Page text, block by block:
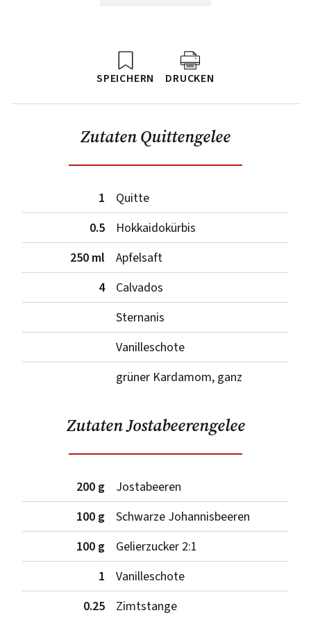
SPEICHERN DRUCKEN
Zutaten Quittengelee
1
Quitte
0.5
Hokkaidokürbis
250 ml
Apfelsaft
4
Calvados
Sternanis
Vanilleschote
grüner Kardamom, ganz
Zutaten Jostabeerengelee
200 g
Jostabeeren
100 g
Schwarze Johannisbeeren
100 g
Gelierzucker 2:1
1
Vanilleschote
0.25
Zimtstange